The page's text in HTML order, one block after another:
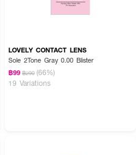
LOVELY CONTACT LENS
Sole 2Tone Gray 0.00 Blister
฿99 ฿290 (66%)
19 Variations